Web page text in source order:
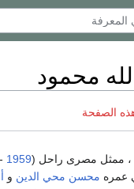
محمود
الصفحة
، ممثل مصرى راحل (1959
-
عمره محسن محي الدين و